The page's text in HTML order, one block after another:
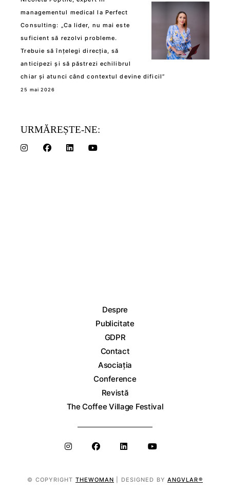
managementul medical la Perfect
Consulting: „Ca lider, nu mai este
suficient să rezolvi probleme.
Trebuie să înțelegi direcția, să
anticipezi și să păstrezi echilibrul
chiar și atunci când contextul devine dificil”
25 mai 2026
URMĂREȘTE-NE:
Despre
Publicitate
GDPR
Contact
Asociația
Conference
Revistă
The Coffee Village Festival
© COPYRIGHT THEWOMAN | DESIGNED BY ANGVLAR®